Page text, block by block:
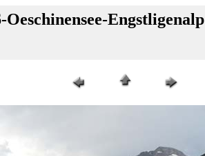
Engstligenalp